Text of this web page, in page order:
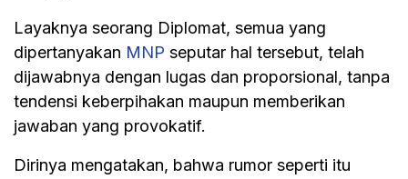
Layaknya seorang Diplomat, semua yang
dipertanyakan MNP seputar hal tersebut, telah
dijawabnya dengan lugas dan proporsional, tanpa
tendensi keberpihakan maupun memberikan
jawaban yang provokatif.
Dirinya mengatakan, bahwa rumor seperti itu